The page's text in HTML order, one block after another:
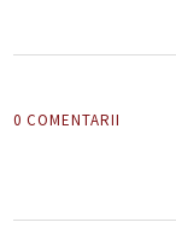
0 COMENTARII